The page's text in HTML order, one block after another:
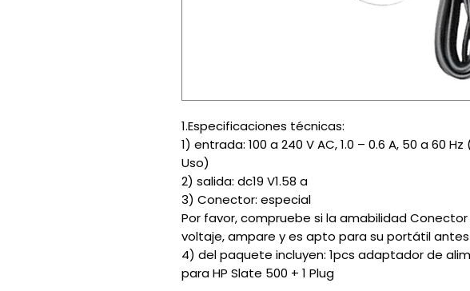
1.Especificaciones técnicas:
1) entrada: 100 a 240 V AC, 1.0 – 0.6 A, 50 a 60
Uso)
2) salida: dc19 V1.58 a
3) Conector: especial
Por favor, compruebe si la amabilidad
voltaje, ampare y es apto para su portátil
4) del paquete incluyen: 1pcs adaptador de
para HP Slate 500 + 1 Plug